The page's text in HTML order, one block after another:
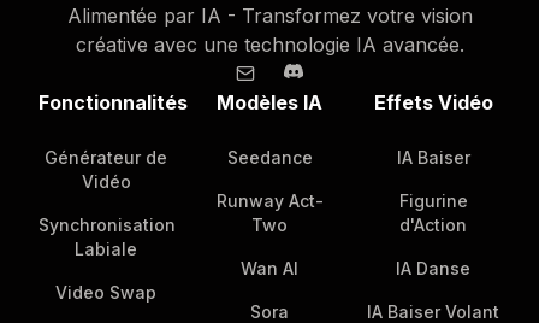
Alimentée par IA - Transformez votre vision
créative avec une technologie IA avancée.
Fonctionnalités
Générateur de
Vidéo
Synchronisation
Labiale
Video Swap
Modèles IA
Seedance
Runway Act-
Two
Wan AI
Sora
Effets Vidéo
IA Baiser
Figurine
d'Action
IA Danse
IA Baiser Volant